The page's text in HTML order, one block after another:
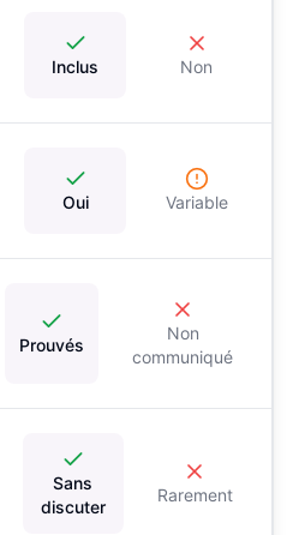
Inclus Non
Oui Variable
Prouvés
Non
communiqué
Sans
discuter
Rarement